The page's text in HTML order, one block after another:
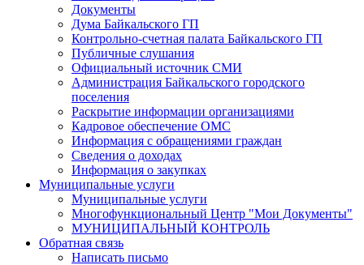
Документы
Дума Байкальского ГП
Контрольно-счетная палата Байкальского ГП
Публичные слушания
Официальный источник СМИ
Администрация Байкальского городского
поселения
Раскрытие информации организациями
Кадровое обеспечение ОМС
Информация с обращениями граждан
Сведения о доходах
Информация о закупках
Муниципальные услуги
Муниципальные услуги
Многофункциональный Центр "Мои Документы"
МУНИЦИПАЛЬНЫЙ КОНТРОЛЬ
Обратная связь
Написать письмо